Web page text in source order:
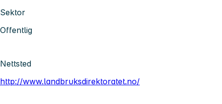
Sektor
Offentlig
Nettsted
http://www.landbruksdirektoratet.no/